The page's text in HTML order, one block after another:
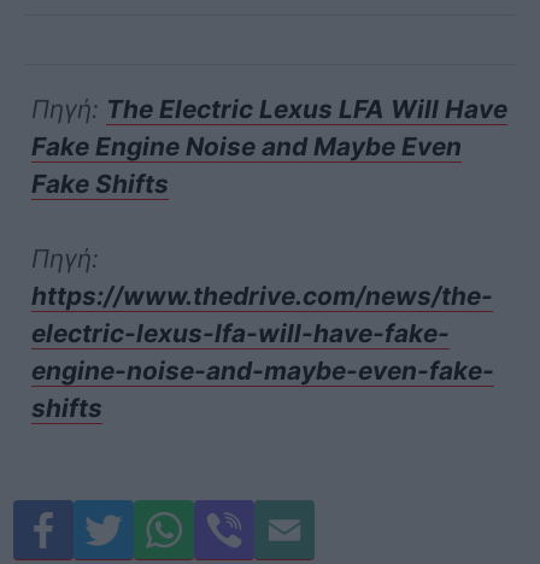
Πηγή: The Electric Lexus LFA Will Have
Fake Engine Noise and Maybe Even
Fake Shifts
Πηγή:
https://www.thedrive.com/news/the-
electric-lexus-lfa-will-have-fake-
engine-noise-and-maybe-even-fake-
shifts